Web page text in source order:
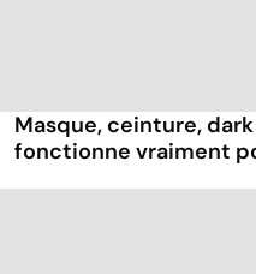
Masque, ceinture,
fonctionne vraiment